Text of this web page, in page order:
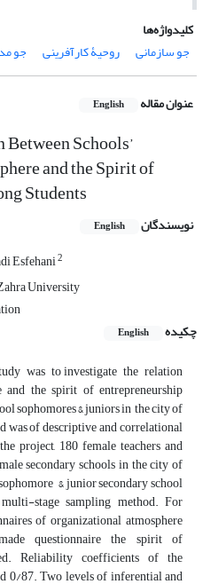
کلیدواژه‌ها
جو سازمانی
روحیۀ کارآفرینی جو
عنوان مقاله English
Schools’
and the Spirit of
Students
نویسندگان English
Esfehani2
University
چکیده
English
was to investigate the relation
and the spirit of entrepreneurship
sophomores & juniors in the city of
was of descriptive and correlational
project, 180 female teachers and
secondary schools in the city of
& junior secondary school
stage sampling method. For
of organizational atmosphere
questionnaire the spirit of
Reliability coefficients of the
0/87. Two levels of inferential and